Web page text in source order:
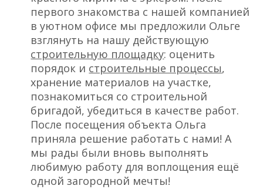
первого знакомства с нашей компанией
в уютном офисе мы предложили Ольге
взглянуть на нашу действующую
строительную площадку: оценить
порядок и строительные процессы,
хранение материалов на участке,
познакомиться со строительной
бригадой, убедиться в качестве работ.
После посещения объекта Ольга
приняла решение работать с нами! А
мы рады были вновь выполнять
любимую работу для воплощения ещё
одной загородной мечты!